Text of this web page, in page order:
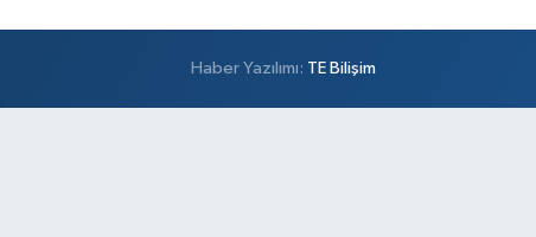
Haber Yazılımı: TE Bilişim